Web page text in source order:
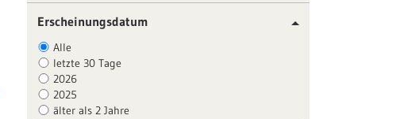
Erscheinungsdatum
Alle
letzte 30 Tage
2026
2025
älter als 2 Jahre